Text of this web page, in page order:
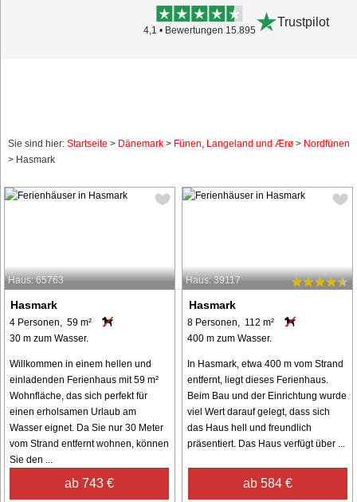
4,1 • Bewertungen 15.895
Trustpilot
Sie sind hier: Startseite > Dänemark > Fünen, Langeland und Ærø > Nordfünen
> Hasmark
Haus: 65763
Hasmark
4 Personen, 59 m²
30 m zum Wasser.
Willkommen in einem hellen und
einladenden Ferienhaus mit 59 m²
Wohnfläche, das sich perfekt für
einen erholsamen Urlaub am
Wasser eignet. Da Sie nur 30 Meter
vom Strand entfernt wohnen, können
Sie den ...
ab 743 €
Haus: 39117
Hasmark
8 Personen, 112 m²
400 m zum Wasser.
In Hasmark, etwa 400 m vom Strand
entfernt, liegt dieses Ferienhaus.
Beim Bau und der Einrichtung wurde
viel Wert darauf gelegt, dass sich
das Haus hell und freundlich
präsentiert. Das Haus verfügt über ...
ab 584 €